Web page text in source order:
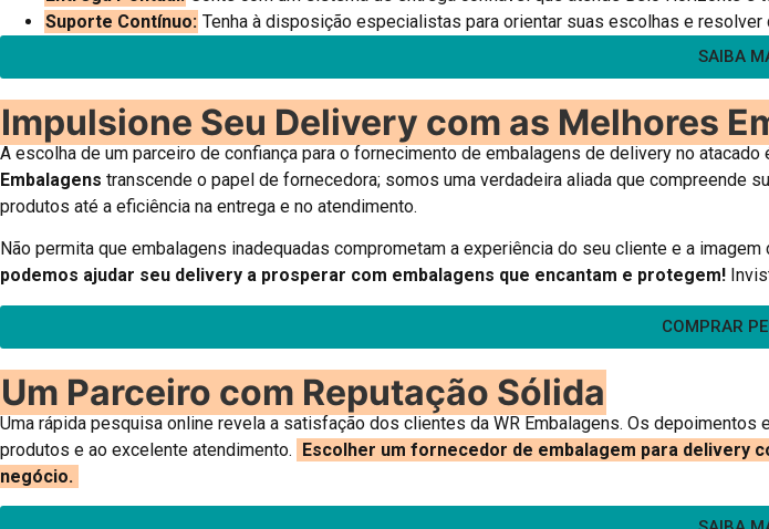
Suporte Contínuo: Tenha à disposição especialistas para orientar suas escolhas e resolver
SAIBA
Impulsione Seu Delivery com as Melhores
A escolha de um parceiro de confiança para o fornecimento de embalagens de delivery no
Embalagens transcende o papel de fornecedora; somos uma verdadeira aliada que
produtos até a eficiência na entrega e no atendimento.
Não permita que embalagens inadequadas comprometam a experiência do seu cliente e a imagem
podemos ajudar seu delivery a prosperar com embalagens que encantam e protegem!
COMPRAR
Um Parceiro com Reputação Sólida
Uma rápida pesquisa online revela a satisfação dos clientes da WR Embalagens. Os
produtos e ao excelente atendimento. Escolher um fornecedor de embalagem para delivery
negócio.